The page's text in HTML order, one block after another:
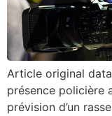
Article original
présence policière
prévision d’un